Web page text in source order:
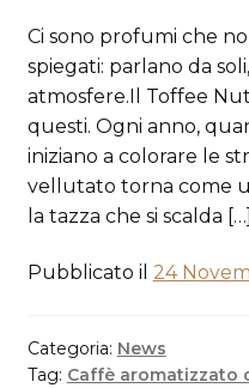
Ci sono profumi che
spiegati: parlano da
atmosfere.Il Toffee
questi. Ogni anno,
iniziano a colorare le
vellutato torna come
la tazza che si scalda […]
Pubblicato il 24
Categoria: News
Tag: Caffè aromatizzato